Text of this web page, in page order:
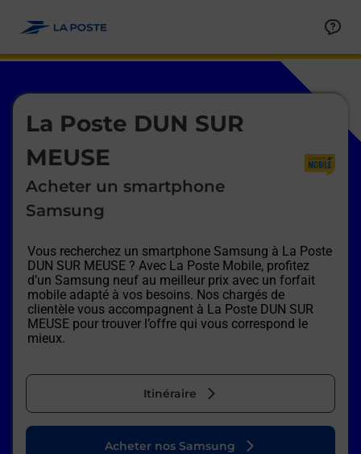
La Poste DUN SUR
MEUSE
Acheter un smartphone
Samsung
Vous recherchez un smartphone Samsung à La Poste
DUN SUR MEUSE ? Avec La Poste Mobile, profitez
d’un Samsung neuf au meilleur prix avec un forfait
mobile adapté à vos besoins. Nos chargés de
clientèle vous accompagnent à La Poste DUN SUR
MEUSE pour trouver l’offre qui vous correspond le
mieux.
Itinéraire
Le lien s'ouvre dans un nouvel onglet
Acheter nos Samsung